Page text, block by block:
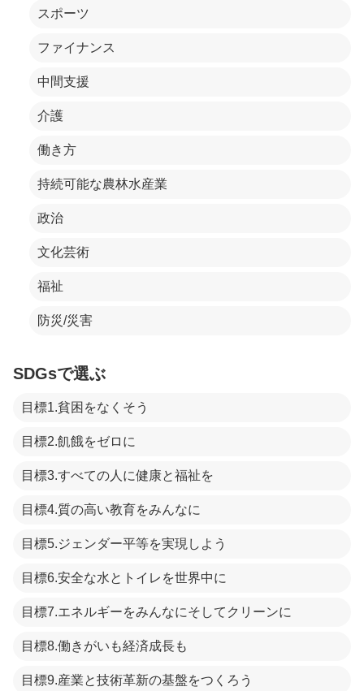
スポーツ
ファイナンス
中間支援
介護
働き方
持続可能な農林水産業
政治
文化芸術
福祉
防災/災害
SDGsで選ぶ
目標1.貧困をなくそう
目標2.飢餓をゼロに
目標3.すべての人に健康と福祉を
目標4.質の高い教育をみんなに
目標5.ジェンダー平等を実現しよう
目標6.安全な水とトイレを世界中に
目標7.エネルギーをみんなにそしてクリーンに
目標8.働きがいも経済成長も
目標9.産業と技術革新の基盤をつくろう